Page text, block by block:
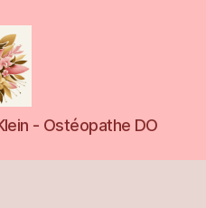
- Ostéopathe DO